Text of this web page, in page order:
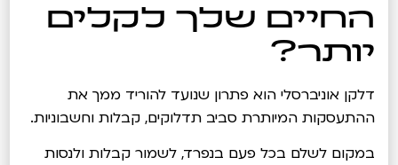
החיים שלך לקלים
יותר?
דלקן אוניברסלי הוא פתרון שנועד להוריד ממך את
ההתעסקות המיותרת סביב תדלוקים, קבלות וחשבוניות.
במקום לשלם בכל פעם בנפרד, לשמור קבלות ולנסות